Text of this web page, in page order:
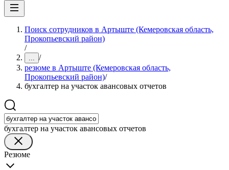
Поиск сотрудников в Артыште (Кемеровская область,
Прокопьевский район)
/
... /
резюме в Артыште (Кемеровская область,
Прокопьевский район)/
бухгалтер на участок авансовых отчетов
бухгалтер на участок авансовых отчетов
Резюме